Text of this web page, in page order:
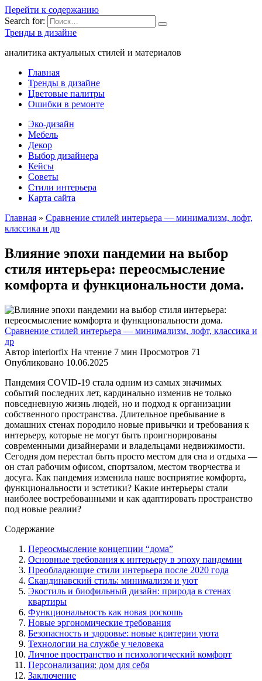
Перейти к содержанию
Search for:
Тренды в дизайне
аналитика актуальных стилей и материалов
Главная
Тренды в дизайне
Цветовые палитры
Ошибки в ремонте
Эко-дизайн
Мебель
Декор
Выбор дизайнера
Кейсы
Советы
Стили интерьера
Карта сайта
Главная » Сравнение стилей интерьера — минимализм, лофт,
классика и др
Влияние эпохи пандемии на выбор
стиля интерьера: переосмысление
комфорта и функциональности дома.
Сравнение стилей интерьера — минимализм, лофт, классика и
др
Автор interiorfix На чтение 7 мин Просмотров 71
Опубликовано 10.06.2025
Пандемия COVID-19 стала одним из самых значимых
событий последних лет, кардинально изменив не только
повседневную жизнь людей, но и подход к организации
собственного пространства. Длительное пребывание в
домашних стенах породило новые привычки и требования к
интерьеру, которые не могут быть проигнорированы
современными дизайнерами и владельцами недвижимости.
Сегодня дом перестал быть просто местом для сна и отдыха —
он стал рабочим офисом, спортзалом, местом творчества и
досуга. Как пандемия изменила наше восприятие комфорта,
функциональности и эстетики? Какие интерьеры стали
наиболее востребованными и как адаптировать пространство
под новые реалии?
Содержание
Переосмысление концепции “дома”
Основные требования к интерьеру в эпоху пандемии
Преобладающие стили интерьера после 2020 года
Скандинавский стиль: минимализм и уют
Экостиль и биофильный дизайн: природа в стенах
квартиры
Функциональность как новая роскошь
Новые эргономические требования
Безопасность и здоровье: новые критерии уюта
Технологии на службе у человека
Личное пространство и психологический комфорт
Персонализация: дом для себя
Заключение